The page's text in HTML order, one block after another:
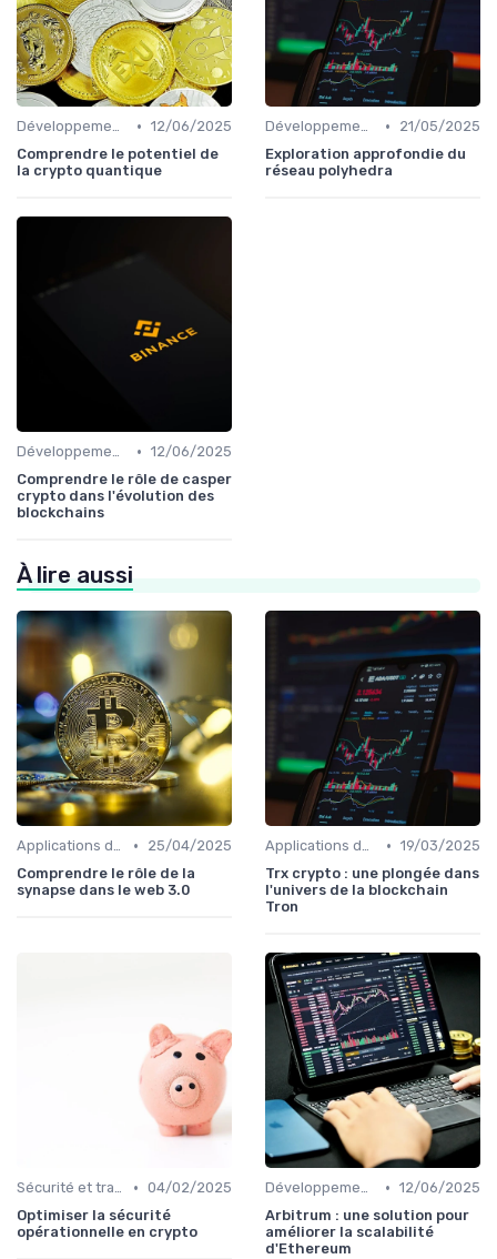
Développements futurs • 12/06/2025
Comprendre le potentiel de
la crypto quantique
Développements futurs •
21/05/2025
Exploration approfondie du
réseau polyhedra
Développements futurs • 12/06/2025
Comprendre le rôle de casper
crypto dans l'évolution des
blockchains
À lire aussi
Applications de la blockchain •
25/04/2025
Comprendre le rôle de la
synapse dans le web 3.0
Applications de la blockchain • 19/03/2025
Trx crypto : une plongée dans
l'univers de la blockchain
Tron
Sécurité et transparence • 04/02/2025
Optimiser la sécurité
opérationnelle en crypto
Développements futurs • 12/06/2025
Arbitrum : une solution pour
améliorer la scalabilité
d'Ethereum